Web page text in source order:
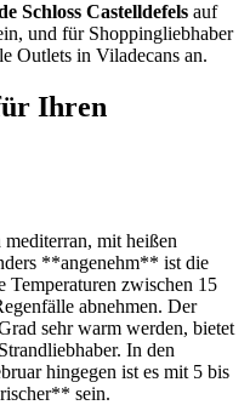
Schloss Castelldefels auf
und für Shoppingliebhaber
Outlets in Viladecans an.
Ihren
mit heißen
**angenehm** ist die
zwischen 15
abnehmen. Der
sehr warm werden, bietet
In den
hingegen ist es mit 5 bis
sein.